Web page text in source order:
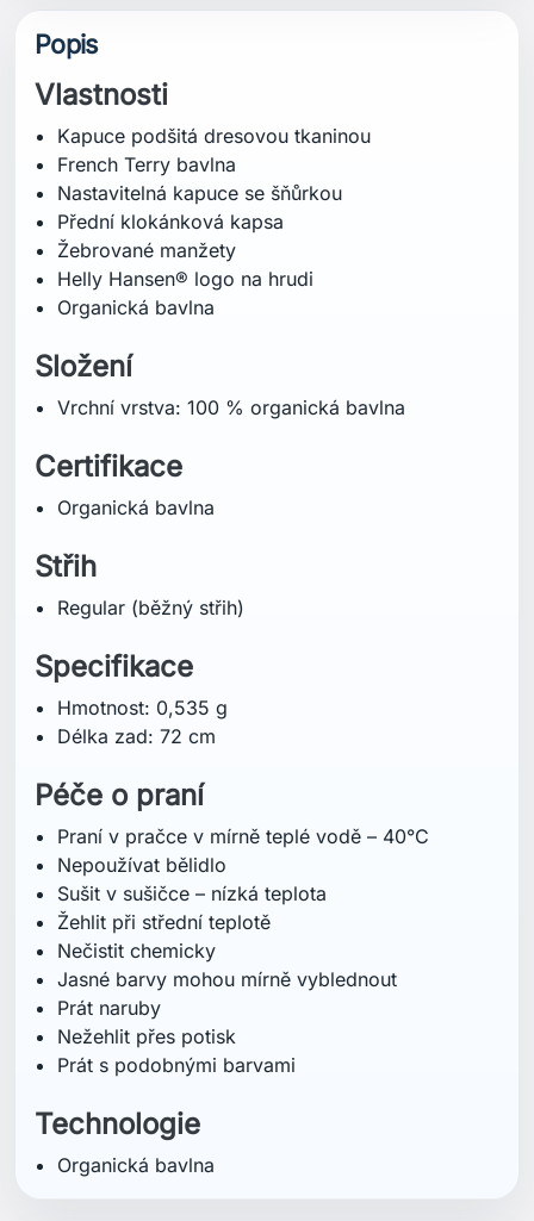
Popis
Vlastnosti
Kapuce podšitá dresovou tkaninou
French Terry bavlna
Nastavitelná kapuce se šňůrkou
Přední klokánková kapsa
Žebrované manžety
Helly Hansen® logo na hrudi
Organická bavlna
Složení
Vrchní vrstva: 100 % organická bavlna
Certifikace
Organická bavlna
Střih
Regular (běžný střih)
Specifikace
Hmotnost: 0,535 g
Délka zad: 72 cm
Péče o praní
Praní v pračce v mírně teplé vodě – 40°C
Nepoužívat bělidlo
Sušit v sušičce – nízká teplota
Žehlit při střední teplotě
Nečistit chemicky
Jasné barvy mohou mírně vyblednout
Prát naruby
Nežehlit přes potisk
Prát s podobnými barvami
Technologie
Organická bavlna